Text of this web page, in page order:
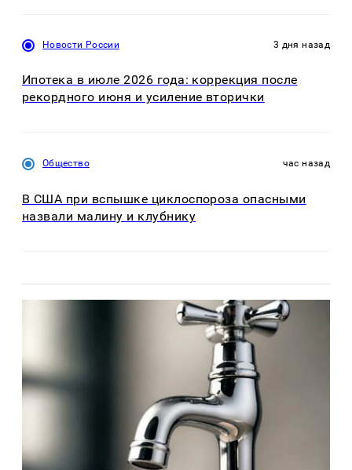
Новости России 3 дня назад
Ипотека в июле 2026 года: коррекция после
рекордного июня и усиление вторички
Общество час назад
В США при вспышке циклоспороза опасными
назвали малину и клубнику